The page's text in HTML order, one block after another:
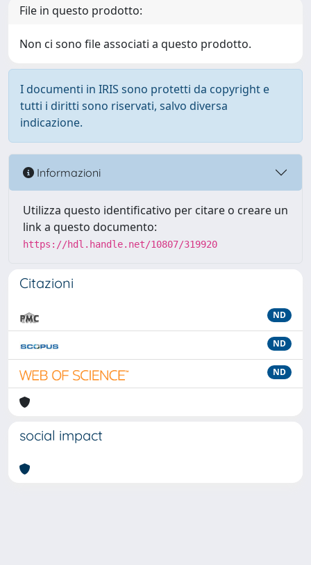
File in questo prodotto:
Non ci sono file associati a questo prodotto.
I documenti in IRIS sono protetti da copyright e
tutti i diritti sono riservati, salvo diversa
indicazione.
Informazioni
Utilizza questo identificativo per citare o creare un
link a questo documento:
https://hdl.handle.net/10807/319920
Citazioni
ND
ND
ND
social impact